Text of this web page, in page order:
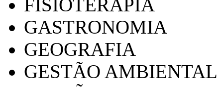
FISIOTERAPIA
GASTRONOMIA
GEOGRAFIA
GESTÃO AMBIENTAL